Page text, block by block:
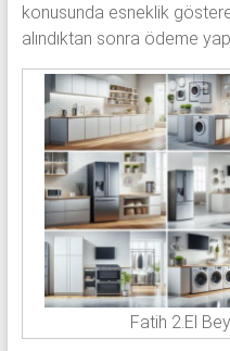
konusunda esneklik
alındıktan sonra ödeme
Fatih 2.El